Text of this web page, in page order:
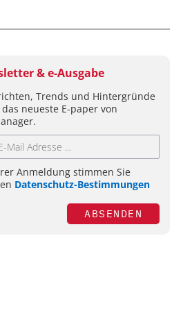
& e-Ausgabe
Trends und Hintergründe
neueste E-paper von
Anmeldung stimmen Sie
Datenschutz-Bestimmungen
ABSENDEN